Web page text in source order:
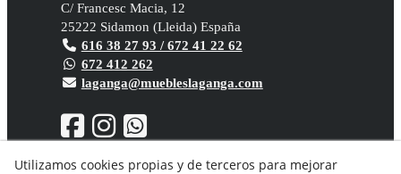
C/ Francesc Macia, 12
25222 Sidamon (Lleida) España
616 38 27 93 / 672 41 22 62
672 412 262
laganga@muebleslaganga.com
Utilizamos cookies propias y de terceros para mejorar